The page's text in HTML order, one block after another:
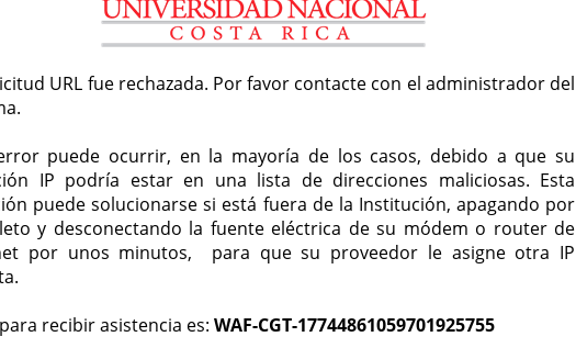
URL fue rechazada. Por favor contacte con el administrador del
puede ocurrir, en la mayoría de los casos, debido a que su
IP podría estar en una lista de direcciones maliciosas. Esta
puede solucionarse si está fuera de la Institución, apagando por
y desconectando la fuente eléctrica de su módem o router de
por unos minutos, para que su proveedor le asigne otra IP
recibir asistencia es: WAF-CGT-17744861059701925755